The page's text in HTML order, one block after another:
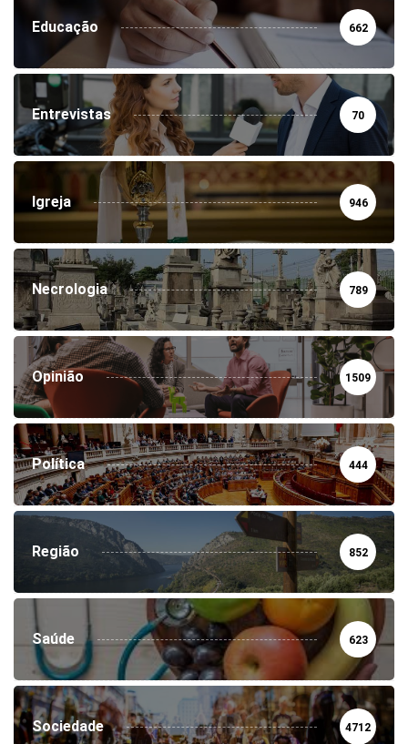
Educação 662
Entrevistas 70
Igreja 946
Necrologia 789
Opinião 1509
Política 444
Região 852
Saúde 623
Sociedade 4712